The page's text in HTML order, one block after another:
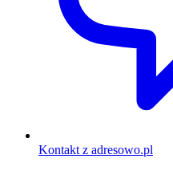
Kontakt z adresowo.pl